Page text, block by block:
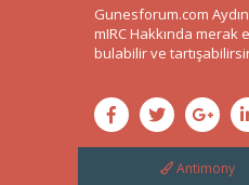
Gunesforum.com
mIRC Hakkında merak
bulabilir ve
Antimony